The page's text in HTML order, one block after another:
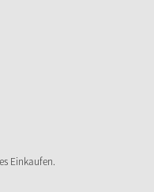
Einkaufen.